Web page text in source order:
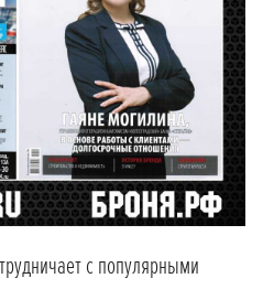
с популярными